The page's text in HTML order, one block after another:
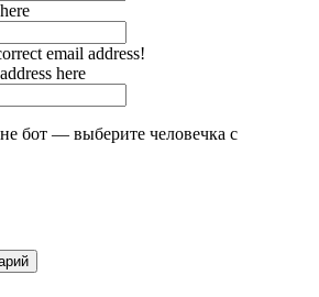
email address!
here
бот — выберите человечка с